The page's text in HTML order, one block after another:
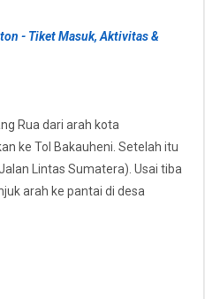
- Tiket Masuk, Aktivitas &
Rua dari arah kota
ke Tol Bakauheni. Setelah itu
Lintas Sumatera). Usai tiba
arah ke pantai di desa